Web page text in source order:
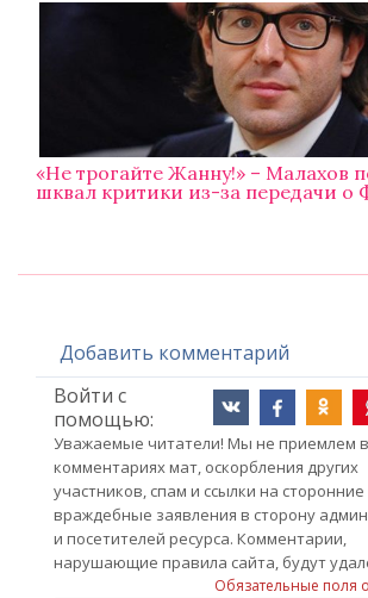
«Не трогайте Жанну!» – Малахов
шквал критики из-за передачи о
Добавить комментарий
Войти с
помощью:
Уважаемые читатели! Мы не приемлем в
комментариях мат, оскорбления других
участников, спам и ссылки на
враждебные заявления в сторону
и посетителей ресурса. Комментарии,
нарушающие правила сайта, будут
Обязательные поля